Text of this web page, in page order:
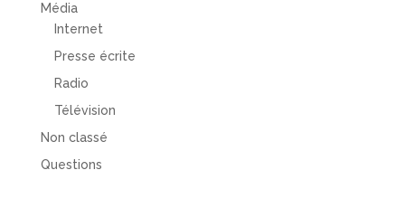
Média
Internet
Presse écrite
Radio
Télévision
Non classé
Questions